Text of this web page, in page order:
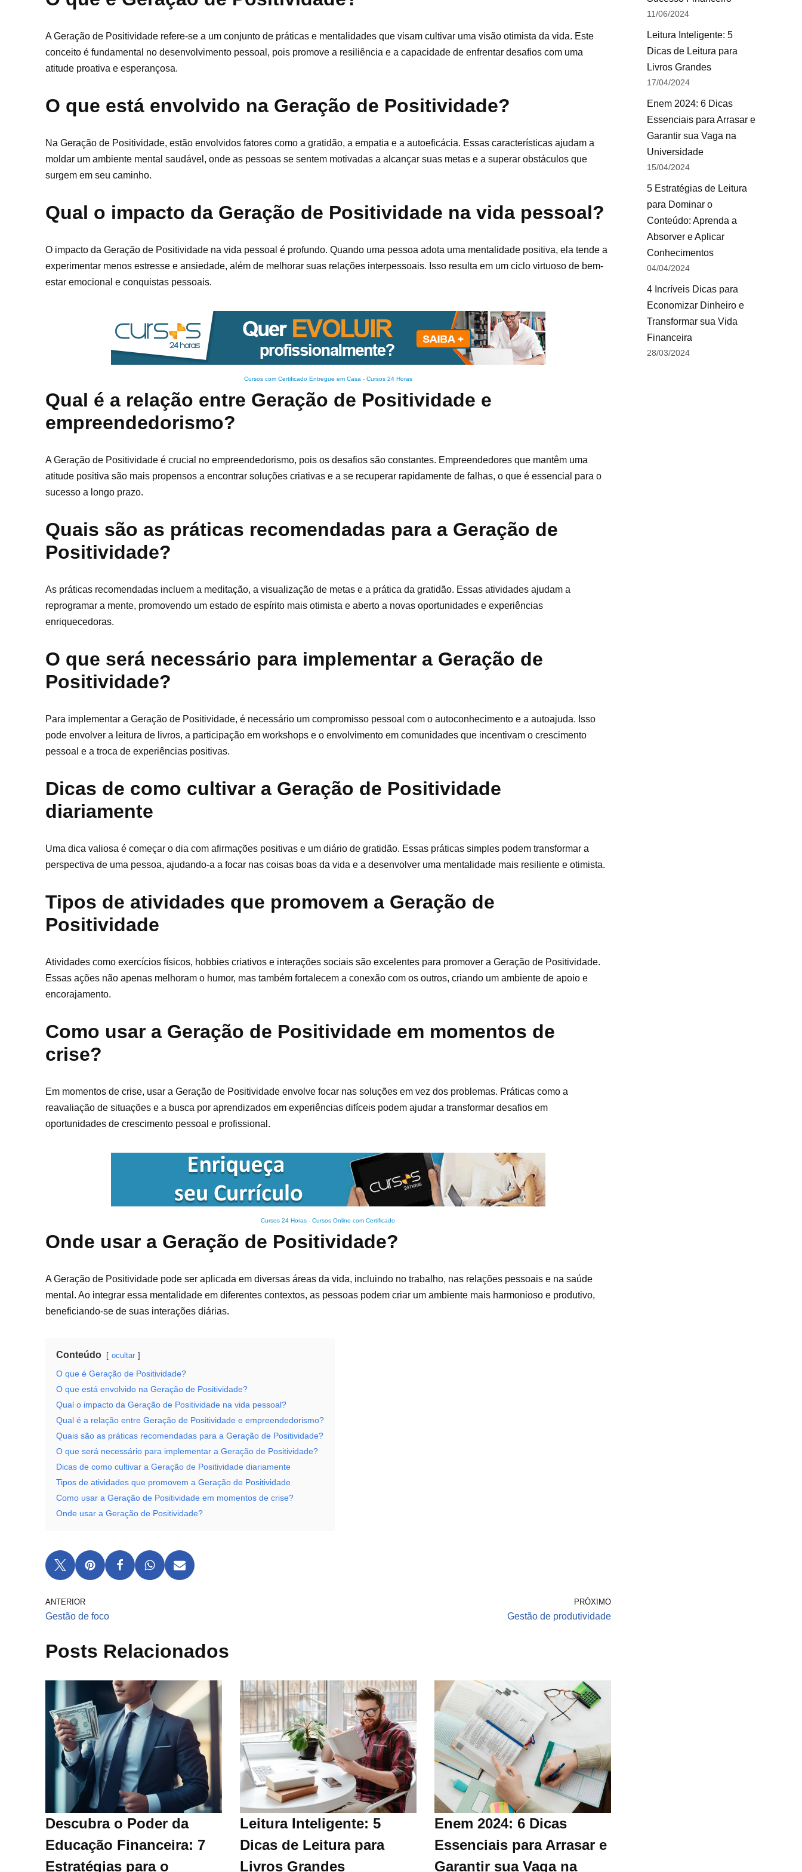
A Geração de Positividade refere-se a um conjunto de práticas e mentalidades que visam cultivar uma visão otimista da vida. Este
conceito é fundamental no desenvolvimento pessoal, pois promove a resiliência e a capacidade de enfrentar desafios com uma
atitude proativa e esperançosa.
O que está envolvido na Geração de Positividade?
Na Geração de Positividade, estão envolvidos fatores como a gratidão, a empatia e a autoeficácia. Essas características ajudam a
moldar um ambiente mental saudável, onde as pessoas se sentem motivadas a alcançar suas metas e a superar obstáculos que
surgem em seu caminho.
Qual o impacto da Geração de Positividade na vida pessoal?
O impacto da Geração de Positividade na vida pessoal é profundo. Quando uma pessoa adota uma mentalidade positiva, ela tende a
experimentar menos estresse e ansiedade, além de melhorar suas relações interpessoais. Isso resulta em um ciclo virtuoso de bem-
estar emocional e conquistas pessoais.
Cursos com Certificado Entregue em Casa - Cursos 24 Horas
Qual é a relação entre Geração de Positividade e
empreendedorismo?
A Geração de Positividade é crucial no empreendedorismo, pois os desafios são constantes. Empreendedores que mantêm uma
atitude positiva são mais propensos a encontrar soluções criativas e a se recuperar rapidamente de falhas, o que é essencial para o
sucesso a longo prazo.
Quais são as práticas recomendadas para a Geração de
Positividade?
As práticas recomendadas incluem a meditação, a visualização de metas e a prática da gratidão. Essas atividades ajudam a
reprogramar a mente, promovendo um estado de espírito mais otimista e aberto a novas oportunidades e experiências
enriquecedoras.
O que será necessário para implementar a Geração de
Positividade?
Para implementar a Geração de Positividade, é necessário um compromisso pessoal com o autoconhecimento e a autoajuda. Isso
pode envolver a leitura de livros, a participação em workshops e o envolvimento em comunidades que incentivam o crescimento
pessoal e a troca de experiências positivas.
Dicas de como cultivar a Geração de Positividade
diariamente
Uma dica valiosa é começar o dia com afirmações positivas e um diário de gratidão. Essas práticas simples podem transformar a
perspectiva de uma pessoa, ajudando-a a focar nas coisas boas da vida e a desenvolver uma mentalidade mais resiliente e otimista.
Tipos de atividades que promovem a Geração de
Positividade
Atividades como exercícios físicos, hobbies criativos e interações sociais são excelentes para promover a Geração de Positividade.
Essas ações não apenas melhoram o humor, mas também fortalecem a conexão com os outros, criando um ambiente de apoio e
encorajamento.
Como usar a Geração de Positividade em momentos de
crise?
Em momentos de crise, usar a Geração de Positividade envolve focar nas soluções em vez dos problemas. Práticas como a
reavaliação de situações e a busca por aprendizados em experiências difíceis podem ajudar a transformar desafios em
oportunidades de crescimento pessoal e profissional.
Cursos 24 Horas - Cursos Online com Certificado
Onde usar a Geração de Positividade?
A Geração de Positividade pode ser aplicada em diversas áreas da vida, incluindo no trabalho, nas relações pessoais e na saúde
mental. Ao integrar essa mentalidade em diferentes contextos, as pessoas podem criar um ambiente mais harmonioso e produtivo,
beneficiando-se de suas interações diárias.
Conteúdo ocultar
O que é Geração de Positividade?
O que está envolvido na Geração de Positividade?
Qual o impacto da Geração de Positividade na vida pessoal?
Qual é a relação entre Geração de Positividade e empreendedorismo?
Quais são as práticas recomendadas para a Geração de Positividade?
O que será necessário para implementar a Geração de Positividade?
Dicas de como cultivar a Geração de Positividade diariamente
Tipos de atividades que promovem a Geração de Positividade
Como usar a Geração de Positividade em momentos de crise?
Onde usar a Geração de Positividade?
ANTERIOR
Gestão de foco
PRÓXIMO
Gestão de produtividade
Posts Relacionados
Descubra o Poder da
Educação Financeira: 7
Estratégias para o
Leitura Inteligente: 5
Dicas de Leitura para
Livros Grandes
Enem 2024: 6 Dicas
Essenciais para Arrasar e
Garantir sua Vaga na
11/06/2024
Leitura Inteligente: 5
Dicas de Leitura para
Livros Grandes
17/04/2024
Enem 2024: 6 Dicas
Essenciais para Arrasar e
Garantir sua Vaga na
Universidade
15/04/2024
5 Estratégias de Leitura
para Dominar o
Conteúdo: Aprenda a
Absorver e Aplicar
Conhecimentos
04/04/2024
4 Incríveis Dicas para
Economizar Dinheiro e
Transformar sua Vida
Financeira
28/03/2024